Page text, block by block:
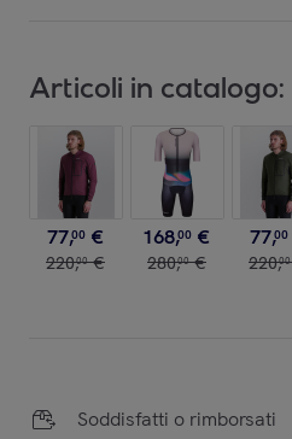
Articoli in catalogo:
77,00 €
220,00 €
168,00 €
280,00 €
77,00
220,00
Soddisfatti o rimborsati